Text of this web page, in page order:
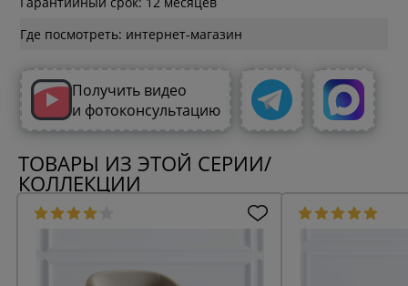
Где посмотреть: интернет-магазин
Получить видео
и фотоконсультацию
ТОВАРЫ ИЗ ЭТОЙ СЕРИИ/
КОЛЛЕКЦИИ